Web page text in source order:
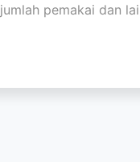
pemakai dan